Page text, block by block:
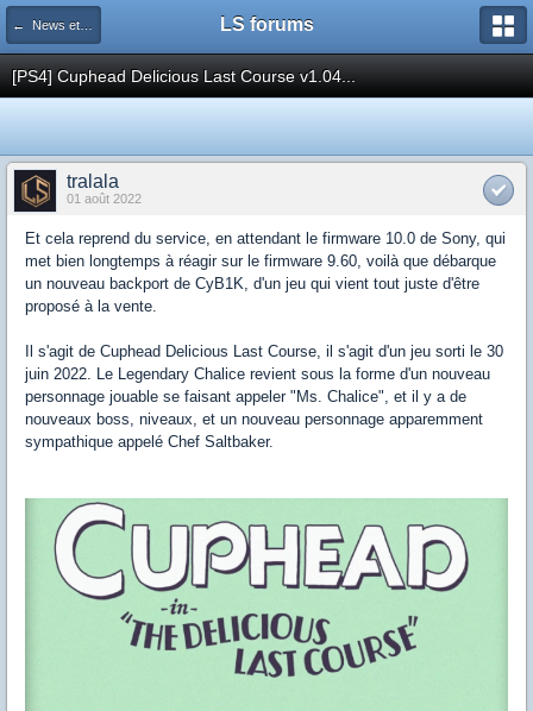
← News et actualités postées sur LS LS forums
[PS4] Cuphead Delicious Last Course v1.04...
tralala
01 août 2022
Et cela reprend du service, en attendant le firmware 10.0 de Sony, qui
met bien longtemps à réagir sur le firmware 9.60, voilà que débarque
un nouveau backport de CyB1K, d'un jeu qui vient tout juste d'être
proposé à la vente.
Il s'agit de Cuphead Delicious Last Course, il s'agit d'un jeu sorti le 30
juin 2022. Le Legendary Chalice revient sous la forme d'un nouveau
personnage jouable se faisant appeler "Ms. Chalice", et il y a de
nouveaux boss, niveaux, et un nouveau personnage apparemment
sympathique appelé Chef Saltbaker.